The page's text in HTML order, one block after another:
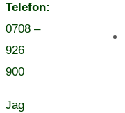
Telefon:
0708 –
926
900
Jag